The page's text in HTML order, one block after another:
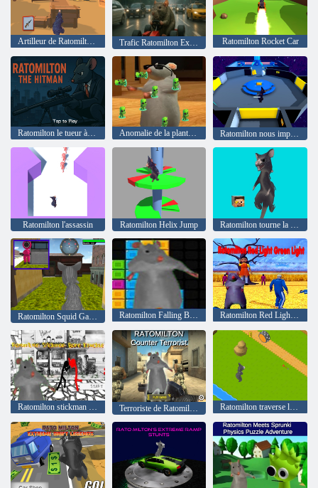
Artilleur de Ratomilton Extreme Trafic Ratomilton Extreme Highway Ratomilton Rocket Car
Ratomilton le tueur à gages Anomalie de la plantes grimpantes de Ratomilton Ratomilton nous imposent
Ratomilton l'assassin Ratomilton Helix Jump Ratomilton tourne la disquette minecraft
Ratomilton Falling Blocks Ratomilton Red Light Green Light
Ratomilton stickman nue knuckle Terroriste de Ratomilton Ratomilton traverse la route